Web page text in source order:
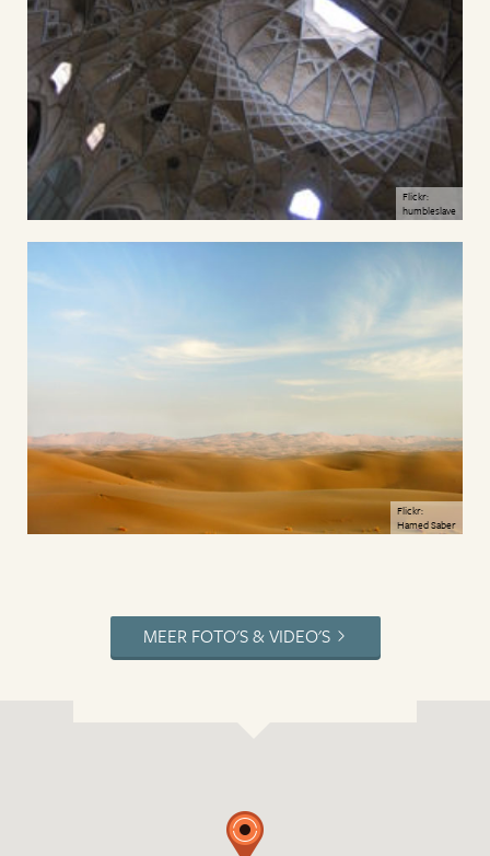
Flickr:
humbleslave
Flickr:
Hamed Saber
MEER FOTO'S & VIDEO'S